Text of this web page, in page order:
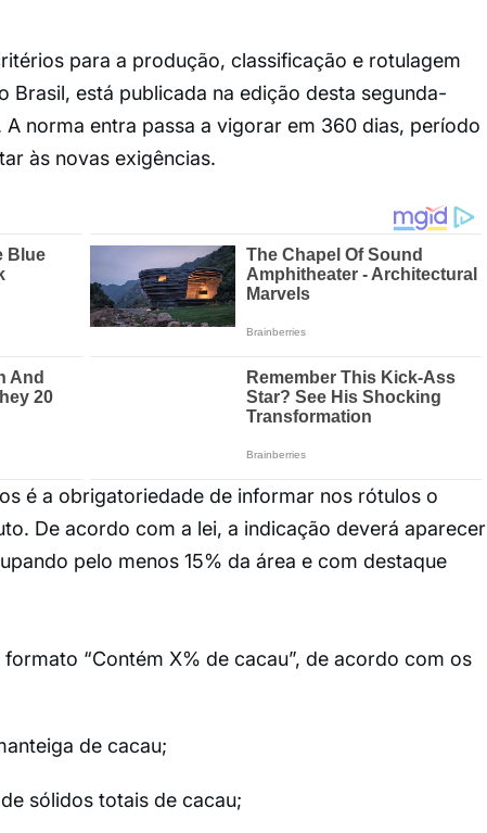
para a produção, classificação e rotulagem
Brasil, está publicada na edição desta segunda-
A norma entra passa a vigorar em 360 dias, período
às novas exigências.
é a obrigatoriedade de informar nos rótulos o
De acordo com a lei, a indicação deverá aparecer
pelo menos 15% da área e com destaque
“Contém X% de cacau”, de acordo com os
de cacau;
sólidos totais de cacau;